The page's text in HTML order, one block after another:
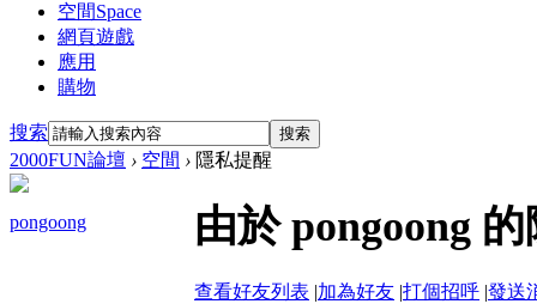
空間Space
網頁遊戲
應用
購物
搜索 搜索
2000FUN論壇 › 空間 › 隱私提醒
pongoong 由於 pongoong
查看好友列表 |加為好友 |打個招呼 |發送